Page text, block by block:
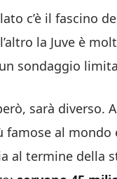
c’è il fascino
la Juve è
sondaggio
sarà diverso.
famose al
al termine della